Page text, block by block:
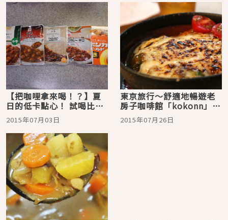
【把咖哩拿來喝！？】夏
日的低卡點心！ 試喝比較
各種冰涼的咖哩調理包
2015年07月03日
東京旅行～舒適地暢遊老
房子咖啡館「kokonn」享
受頂級焗烤起司咖哩
2015年07月26日